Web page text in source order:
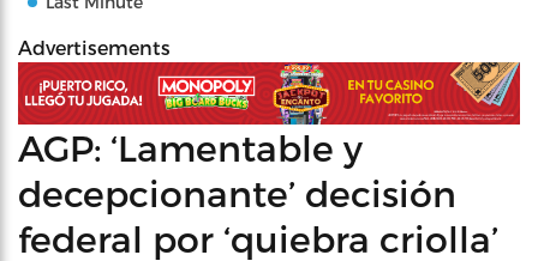
Advertisements
AGP: ‘Lamentable y
decepcionante’ decisión
federal por ‘quiebra criolla’